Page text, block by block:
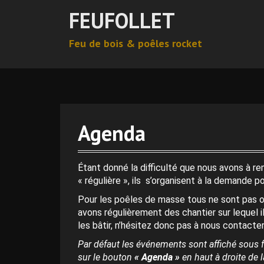
FEUFOLLET
Feu de bois & poêles rocket
Agenda
Étant donné la difficulté que nous avons à
« régulière », ils s’organisent à la demande
Pour les poêles de masse tous ne sont pas
avons régulièrement des chantier sur
les bâtir, n’hésitez donc pas à nous
Par défaut les événements sont affiché
sur le bouton « Agenda » en haut à droite de